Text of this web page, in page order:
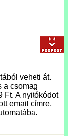
veheti át.
a csomag
Ft. A nyitókódot
email címre,